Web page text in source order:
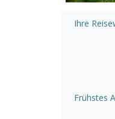
Ihre
Frühstes